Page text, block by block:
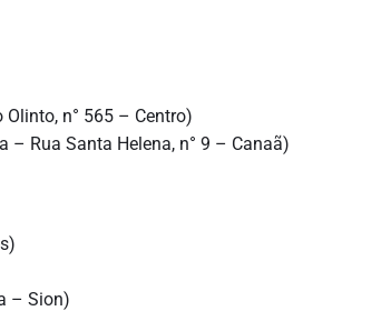
n° 565 – Centro)
– Rua Santa Helena, n° 9 – Canaã)
– Sion)